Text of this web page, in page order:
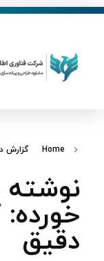
Home گزارش‌
دقیق